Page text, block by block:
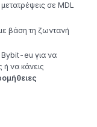
σε MDL
βάση τη ζωντανή
eu για να
ή να κάνεις